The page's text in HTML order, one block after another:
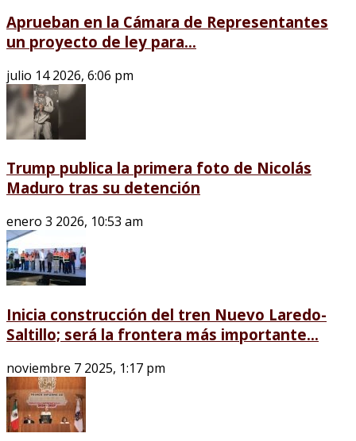
Aprueban en la Cámara de Representantes
un proyecto de ley para...
julio 14 2026, 6:06 pm
Trump publica la primera foto de Nicolás
Maduro tras su detención
enero 3 2026, 10:53 am
Inicia construcción del tren Nuevo Laredo-
Saltillo; será la frontera más importante...
noviembre 7 2025, 1:17 pm